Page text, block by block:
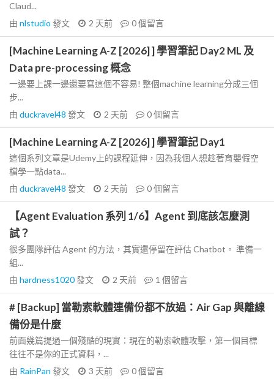
Claud...
由 nlstudio 發文 2 天前 0個留言
[Machine Learning A-Z [2026] ] 學習筆記 Day2 ML 及
Data pre-processing 概念
一邊要上課一邊還要寫這個不容易! 整個machine learning分成三個
步...
由 duckravel48 發文 2 天前 0個留言
[Machine Learning A-Z [2026] ] 學習筆記 Day1
這個系列文章是Udemy上的課程延伸，因為我個人想趁著育嬰假空
檔學一點data...
由 duckravel48 發文 2 天前 0個留言
【Agent Evaluation 系列 1/6】Agent 到底該怎麼測
試？
很多團隊評估 Agent 的方法，其實還停留在評估 Chatbot。 準備一
組...
由 hardness1020發文 2 天前 1 個留言
# [Backup] 當勒索軟體連備份都不放過：Air Gap 與離線
備份是什麼
前面幾篇提過一個殘酷的現實：現在的勒索軟體攻擊，第一個目標
往往不是你的正式資料，...
由 RainPan 發文 3 天前 0個留言